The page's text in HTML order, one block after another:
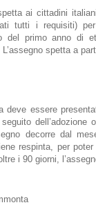
ai cittadini
tutti i requisiti)
del primo anno di
spetta a
deve essere
decorre dal
respinta, per
i 90 giorni,